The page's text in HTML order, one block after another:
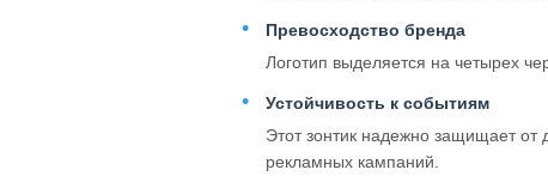
Превосходство бренда
Логотип выделяется на четырех
Устойчивость к событиям
Этот зонтик надежно защищает
рекламных кампаний.